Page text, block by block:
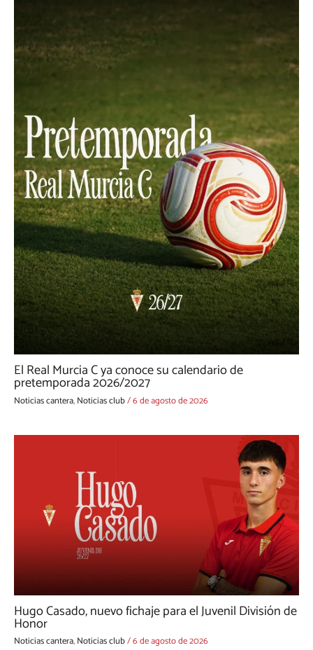
El Real Murcia C ya conoce su calendario de
pretemporada 2026/2027
Noticias cantera,Noticias club/6 de agosto de 2026
Hugo Casado, nuevo fichaje para el Juvenil División de
Honor
Noticias cantera,Noticias club/6 de agosto de 2026